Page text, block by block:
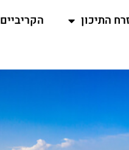
התיכון
הקריביים